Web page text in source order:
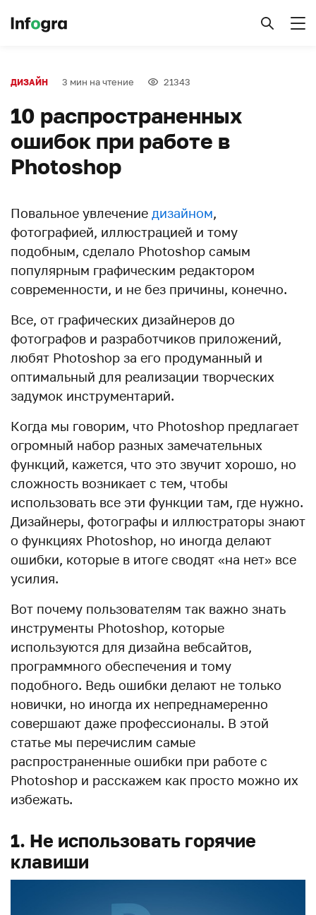
ДИЗАЙН 3 мин на чтение 21343
10 распространенных
ошибок при работе в
Photoshop
Повальное увлечение дизайном,
фотографией, иллюстрацией и тому
подобным, сделало Photoshop самым
популярным графическим редактором
современности, и не без причины, конечно.
Все, от графических дизайнеров до
фотографов и разработчиков приложений,
любят Photoshop за его продуманный и
оптимальный для реализации творческих
задумок инструментарий.
Когда мы говорим, что Photoshop предлагает
огромный набор разных замечательных
функций, кажется, что это звучит хорошо, но
сложность возникает с тем, чтобы
использовать все эти функции там, где нужно.
Дизайнеры, фотографы и иллюстраторы знают
о функциях Photoshop, но иногда делают
ошибки, которые в итоге сводят «на нет» все
усилия.
Вот почему пользователям так важно знать
инструменты Photoshop, которые
используются для дизайна вебсайтов,
программного обеспечения и тому
подобного. Ведь ошибки делают не только
новички, но иногда их непреднамеренно
совершают даже профессионалы. В этой
статье мы перечислим самые
распространенные ошибки при работе с
Photoshop и расскажем как просто можно их
избежать.
1. Не использовать горячие
клавиши